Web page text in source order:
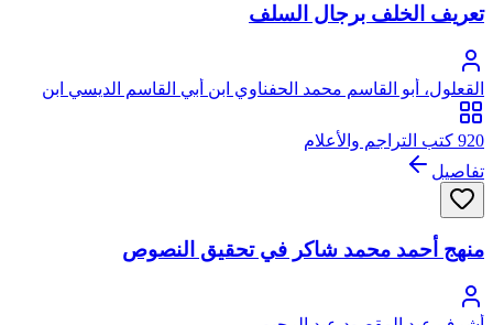
تعريف الخلف برجال السلف
القعلول، أبو القاسم محمد الحفناوي ابن أبي القاسم الديسي ابن
الشيخ إبراهيم
920 كتب التراجم والأعلام
تفاصيل
منهج أحمد محمد شاكر في تحقيق النصوص